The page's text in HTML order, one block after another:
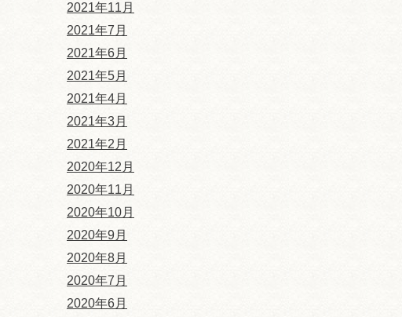
2021年11月
2021年7月
2021年6月
2021年5月
2021年4月
2021年3月
2021年2月
2020年12月
2020年11月
2020年10月
2020年9月
2020年8月
2020年7月
2020年6月